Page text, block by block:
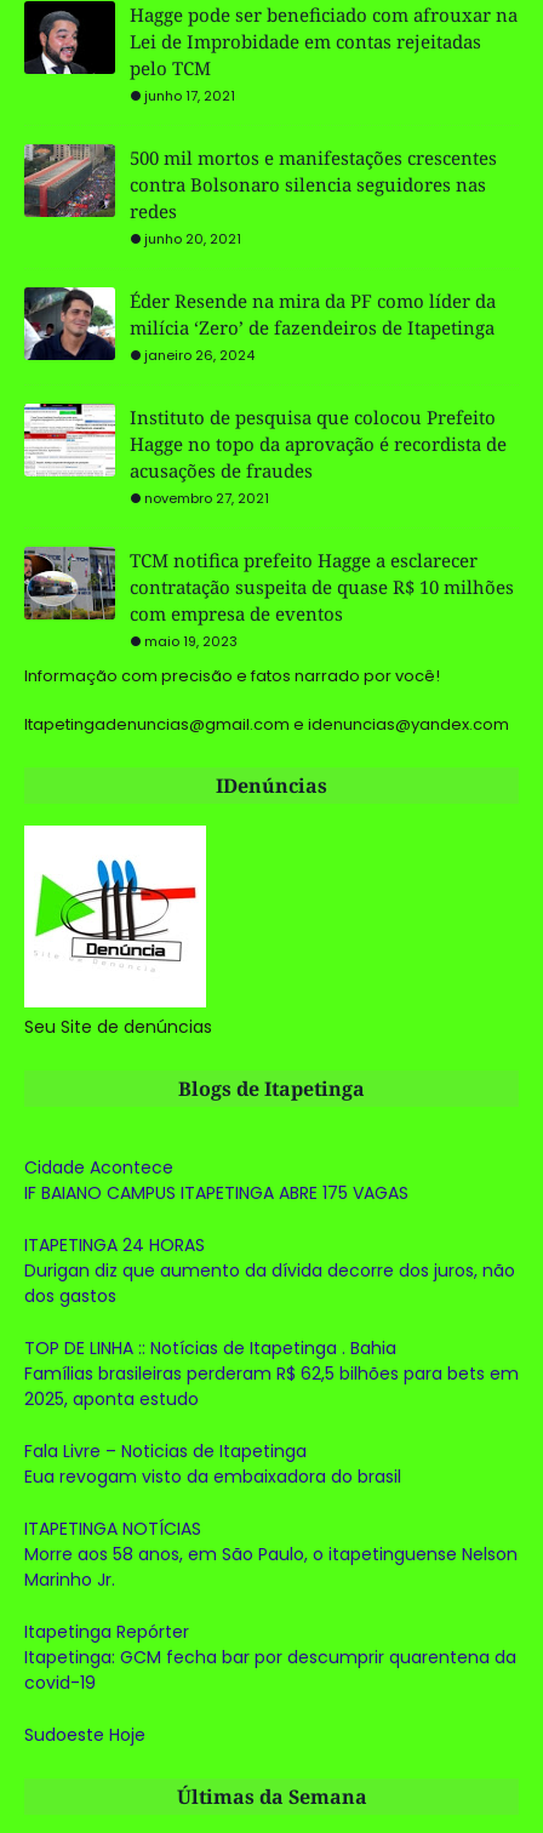
Hagge pode ser beneficiado com afrouxar na
Lei de Improbidade em contas rejeitadas
pelo TCM
junho 17, 2021
500 mil mortos e manifestações crescentes
contra Bolsonaro silencia seguidores nas
redes
junho 20, 2021
Éder Resende na mira da PF como líder da
milícia ‘Zero’ de fazendeiros de Itapetinga
janeiro 26, 2024
Instituto de pesquisa que colocou Prefeito
Hagge no topo da aprovação é recordista de
acusações de fraudes
novembro 27, 2021
TCM notifica prefeito Hagge a esclarecer
contratação suspeita de quase R$ 10 milhões
com empresa de eventos
maio 19, 2023
Informação com precisão e fatos narrado por você!
Itapetingadenuncias@gmail.com e idenuncias@yandex.com
IDenúncias
Seu Site de denúncias
Blogs de Itapetinga
Cidade Acontece
IF BAIANO CAMPUS ITAPETINGA ABRE 175 VAGAS
ITAPETINGA 24 HORAS
Durigan diz que aumento da dívida decorre dos juros, não
dos gastos
TOP DE LINHA :: Notícias de Itapetinga . Bahia
Famílias brasileiras perderam R$ 62,5 bilhões para bets em
2025, aponta estudo
Fala Livre – Noticias de Itapetinga
Eua revogam visto da embaixadora do brasil
ITAPETINGA NOTÍCIAS
Morre aos 58 anos, em São Paulo, o itapetinguense Nelson
Marinho Jr.
Itapetinga Repórter
Itapetinga: GCM fecha bar por descumprir quarentena da
covid-19
Sudoeste Hoje
Últimas da Semana